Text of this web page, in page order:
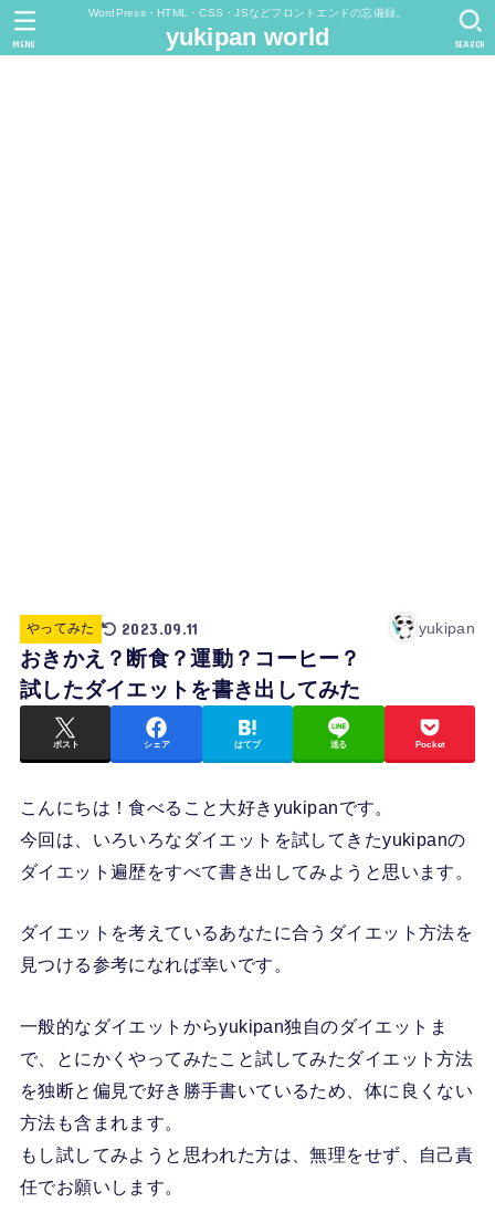
WordPress・HTML・CSS・JSなどフロントエンドの忘備録。
yukipan world SEARCH
MENU
やってみた 2023.09.11 yukipan
おきかえ？断食？運動？コーヒー？
試したダイエットを書き出してみた
ポスト シェア はてブ 送る Pocket
こんにちは！食べること大好きyukipanです。
今回は、いろいろなダイエットを試してきたyukipanの
ダイエット遍歴をすべて書き出してみようと思います。
ダイエットを考えているあなたに合うダイエット方法を
見つける参考になれば幸いです。
一般的なダイエットからyukipan独自のダイエットま
で、とにかくやってみたこと試してみたダイエット方法
を独断と偏見で好き勝手書いているため、体に良くない
方法も含まれます。
もし試してみようと思われた方は、無理をせず、自己責
任でお願いします。